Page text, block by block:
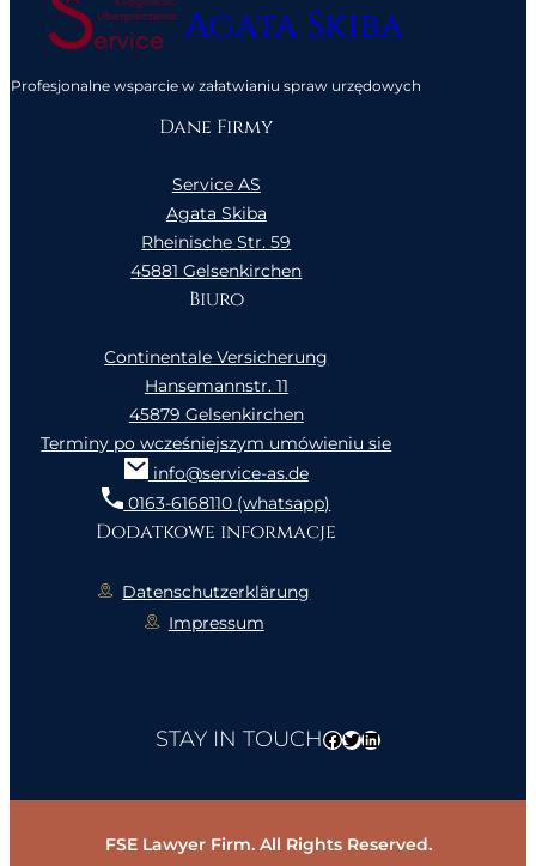
Agata Skiba
Profesjonalne wsparcie w załatwianiu spraw urzędowych
Dane Firmy
Service AS
Agata Skiba
Rheinische Str. 59
45881 Gelsenkirchen
Biuro
Continentale Versicherung
Hansemannstr. 11
45879 Gelsenkirchen
Terminy po wcześniejszym umówieniu sie
info@service-as.de
0163-6168110 (whatsapp)
Dodatkowe informacje
Datenschutzerklärung
Impressum
STAY IN TOUCHFacebook
Twitter
LinkedIn
FSE Lawyer Firm. All Rights Reserved.